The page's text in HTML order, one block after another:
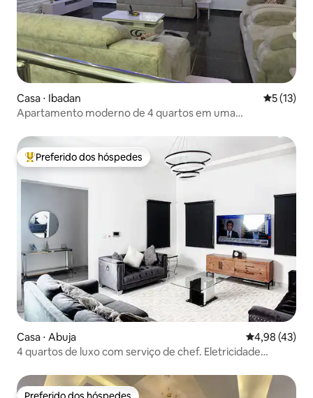
Casa ⋅ Ibadan 5 de uma
5 (13)
Apartamento moderno de 4 quartos em uma
Entre os melhores preferidos dos hóspedes
Preferido dos hóspedes
Casa ⋅ Abuja 4,98 de uma
4,98 (43)
4 quartos de luxo com serviço de chef. Eletricidade